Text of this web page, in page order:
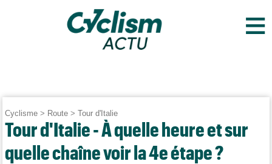
≡
Cyclisme > Route >Tour d'Italie
Tour d'Italie - À quelle heure et sur
quelle chaîne voir la 4e étape ?